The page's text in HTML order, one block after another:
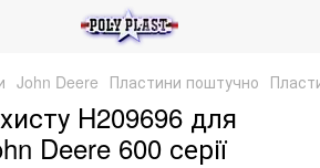
John Deere Пластини поштучно
H209696 для
Deere 600 серії